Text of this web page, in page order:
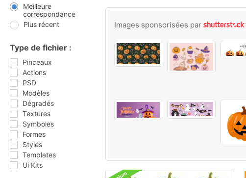
Meilleure
correspondance
Plus récent
Type de fichier :
Pinceaux
Actions
PSD
Modèles
Dégradés
Textures
Symboles
Formes
Styles
Templates
Ui Kits
Images sponsorisées par